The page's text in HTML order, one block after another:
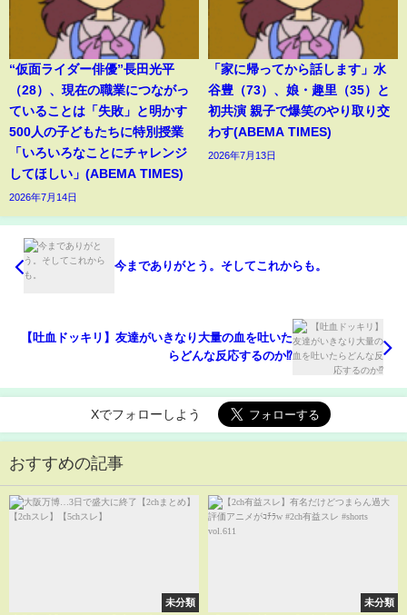
“仮面ライダー俳優”長田光平
（28）、現在の職業につながっ
ていることは「失敗」と明かす
500人の子どもたちに特別授業
「いろいろなことにチャレンジ
してほしい」(ABEMA TIMES)
2026年7月14日
「家に帰ってから話します」水
谷豊（73）、娘・趣里（35）と
初共演 親子で爆笑のやり取り交
わす(ABEMA TIMES)
2026年7月13日
今までありがとう。そしてこれからも。
【吐血ドッキリ】友達がいきなり大量の血を吐いた
らどんな反応するのか⁉︎
Xでフォローしよう
おすすめの記事
未分類 未分類